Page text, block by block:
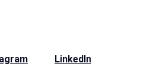
LinkedIn